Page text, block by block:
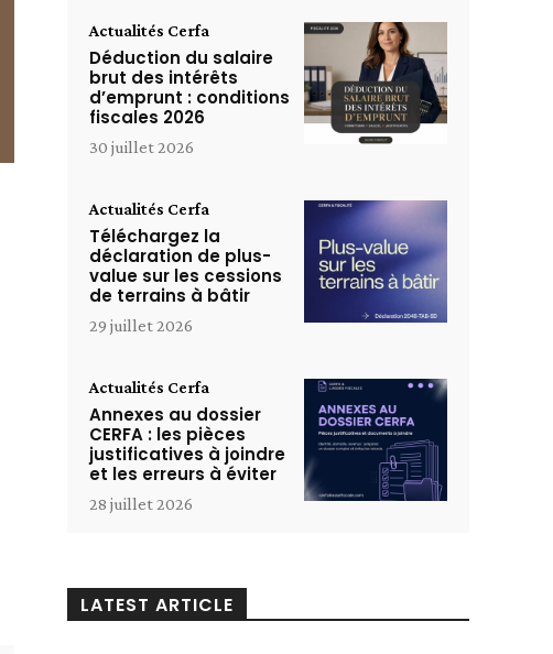
Actualités Cerfa
Déduction du salaire
brut des intérêts
d’emprunt : conditions
fiscales 2026
30 juillet 2026
Actualités Cerfa
Téléchargez la
déclaration de plus-
value sur les cessions
de terrains à bâtir
29 juillet 2026
Actualités Cerfa
Annexes au dossier
CERFA : les pièces
justificatives à joindre
et les erreurs à éviter
28 juillet 2026
LATEST ARTICLE